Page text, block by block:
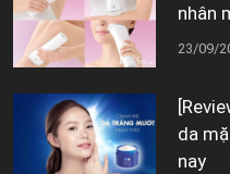
nhân
23/09/
da
nay